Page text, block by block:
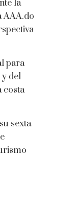
la
AAA.do
para
del
costa
sexta